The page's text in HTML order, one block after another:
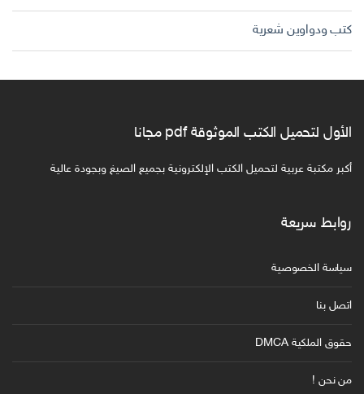
كتب ودواوين شعرية
الأول لتحميل الكتب الموثوقة pdf مجانا
أكبر مكتبة عربية لتحميل الكتب الإلكترونية بجميع الصيغ وبجودة عالية
روابط سريعة
سياسة الخصوصية
اتصل بنا
حقوق الملكية DMCA
من نحن !